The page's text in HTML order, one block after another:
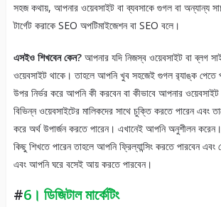
সহজ কথায়, আপনার ওয়েবসাইট বা ব্যবসাকে গুগল বা অন্যান্য
টার্গেট করাকে SEO অপটিমাইজেশন বা SEO বলে।
এসইও শিখবেন কেন?আপনার যদি নিজস্ব ওয়েবসাইট বা ব্লগ
ওয়েবসাইট থাকে। তাহলে আপনি খুব সহজেই গুগল র‍্যাঙ্ক পেতে
উপর নির্ভর করে আপনি কী করবেন বা কীভাবে আপনার
বিভিন্ন ওয়েবসাইটের মালিকদের সাথে চুক্তি করতে পারেন এবং
করে অর্থ উপার্জন করতে পারেন। এখানেই আপনি অনুশীলন
কিছু শিখতে পারেন তাহলে আপনি ফ্রিল্যান্সিং করতে পারবেন
এবং আপনি ঘরে বসেই আয় করতে পারবেন।
#6। ডিজিটাল মার্কেটিং